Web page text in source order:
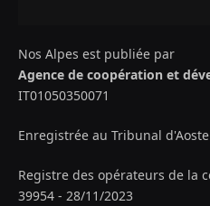
Nos Alpes est publiée par
Agence de coopération et
IT01050350071
Enregistrée au Tribunal
Registre des opérateurs de la
39954 - 28/11/2023